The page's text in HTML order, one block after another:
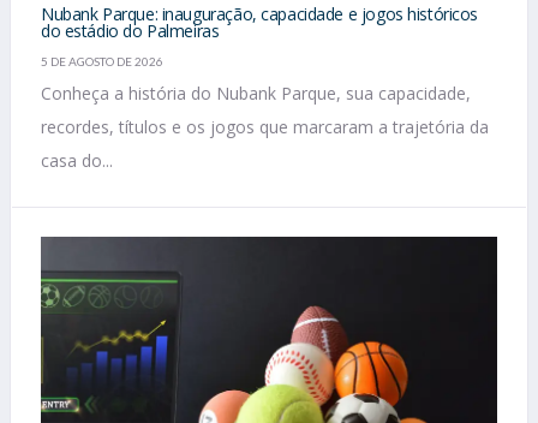
Nubank Parque: inauguração, capacidade e jogos históricos
do estádio do Palmeiras
5 DE AGOSTO DE 2026
Conheça a história do Nubank Parque, sua capacidade,
recordes, títulos e os jogos que marcaram a trajetória da
casa do...